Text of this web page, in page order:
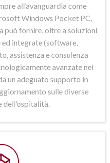
all’avanguardia come
Windows Pocket PC,
può fornire, oltre a soluzioni
integrate (software,
assistenza e consulenza
avanzate nei
un adeguato supporto in
sulle diverse